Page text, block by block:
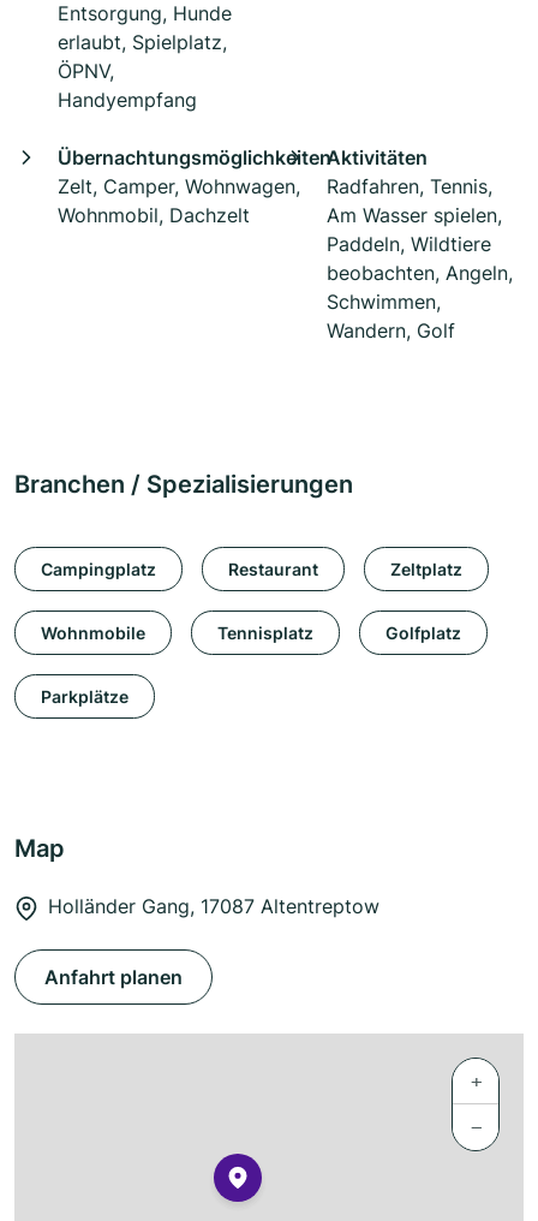
Entsorgung, Hunde
erlaubt, Spielplatz,
ÖPNV,
Handyempfang
Übernachtungsmöglichkeiten
Zelt, Camper, Wohnwagen,
Wohnmobil, Dachzelt
Aktivitäten
Radfahren, Tennis,
Am Wasser spielen,
Paddeln, Wildtiere
beobachten, Angeln,
Schwimmen,
Wandern, Golf
Branchen / Spezialisierungen
Campingplatz Restaurant Zeltplatz
Wohnmobile Tennisplatz Golfplatz
Parkplätze
Map
Holländer Gang, 17087 Altentreptow
Anfahrt planen
+
−